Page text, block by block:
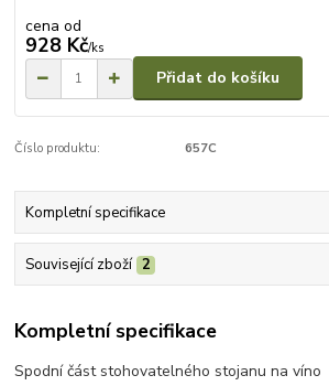
cena od
928 Kč/ks
Přidat do košíku
Číslo produktu: 657C
Kompletní specifikace
Související zboží 2
Kompletní specifikace
Spodní část stohovatelného stojanu na víno